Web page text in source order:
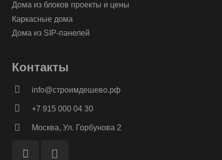
Дома из блоков проекты и цены
Каркасные дома
Дома из SIP-панелей
Контакты
info@строимдешево.рф
+7 915 000 04 30
Москва, Ул. Горбунова 2